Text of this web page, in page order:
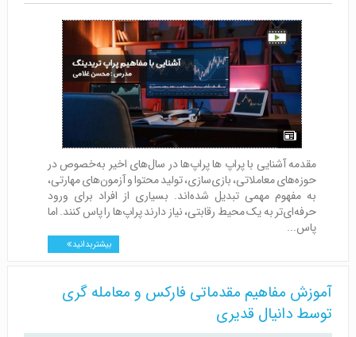
مقدمه آشنایی با پراپ ها پراپ‌ها در سال‌های اخیر به‌خصوص در
حوزه‌های معاملاتی، بازی‌سازی، تولید محتوا و آزمون‌های مهارتی،
به مفهوم مهمی تبدیل شده‌اند. بسیاری از افراد برای ورود
حرفه‌ای‌تر به یک محیط رقابتی، نیاز دارند پراپ‌ها را پاس کنند. اما
پاس...
بیشتر بدانید
آموزش مفاهیم مقدماتی فارکس و معامله گری
توسط دانیال قدیری